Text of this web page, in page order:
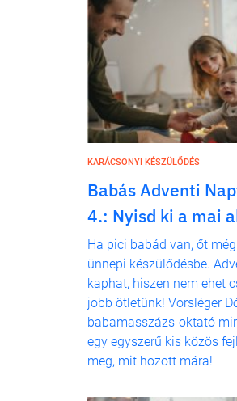
KARÁCSONYI KÉSZÜLŐDÉS
Babás Adventi
4.: Nyisd ki a mai
Ha pici babád van, őt
ünnepi készülődésbe.
kaphat, hiszen nem ehet
jobb ötletünk! Vorsléger
babamasszázs-oktató
egy egyszerű kis közös
meg, mit hozott mára!